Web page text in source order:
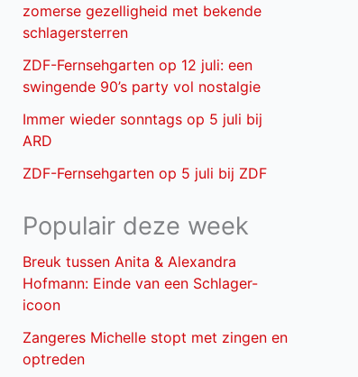
zomerse gezelligheid met bekende
schlagersterren
ZDF-Fernsehgarten op 12 juli: een
swingende 90’s party vol nostalgie
Immer wieder sonntags op 5 juli bij
ARD
ZDF-Fernsehgarten op 5 juli bij ZDF
Populair deze week
Breuk tussen Anita & Alexandra
Hofmann: Einde van een Schlager-
icoon
Zangeres Michelle stopt met zingen en
optreden